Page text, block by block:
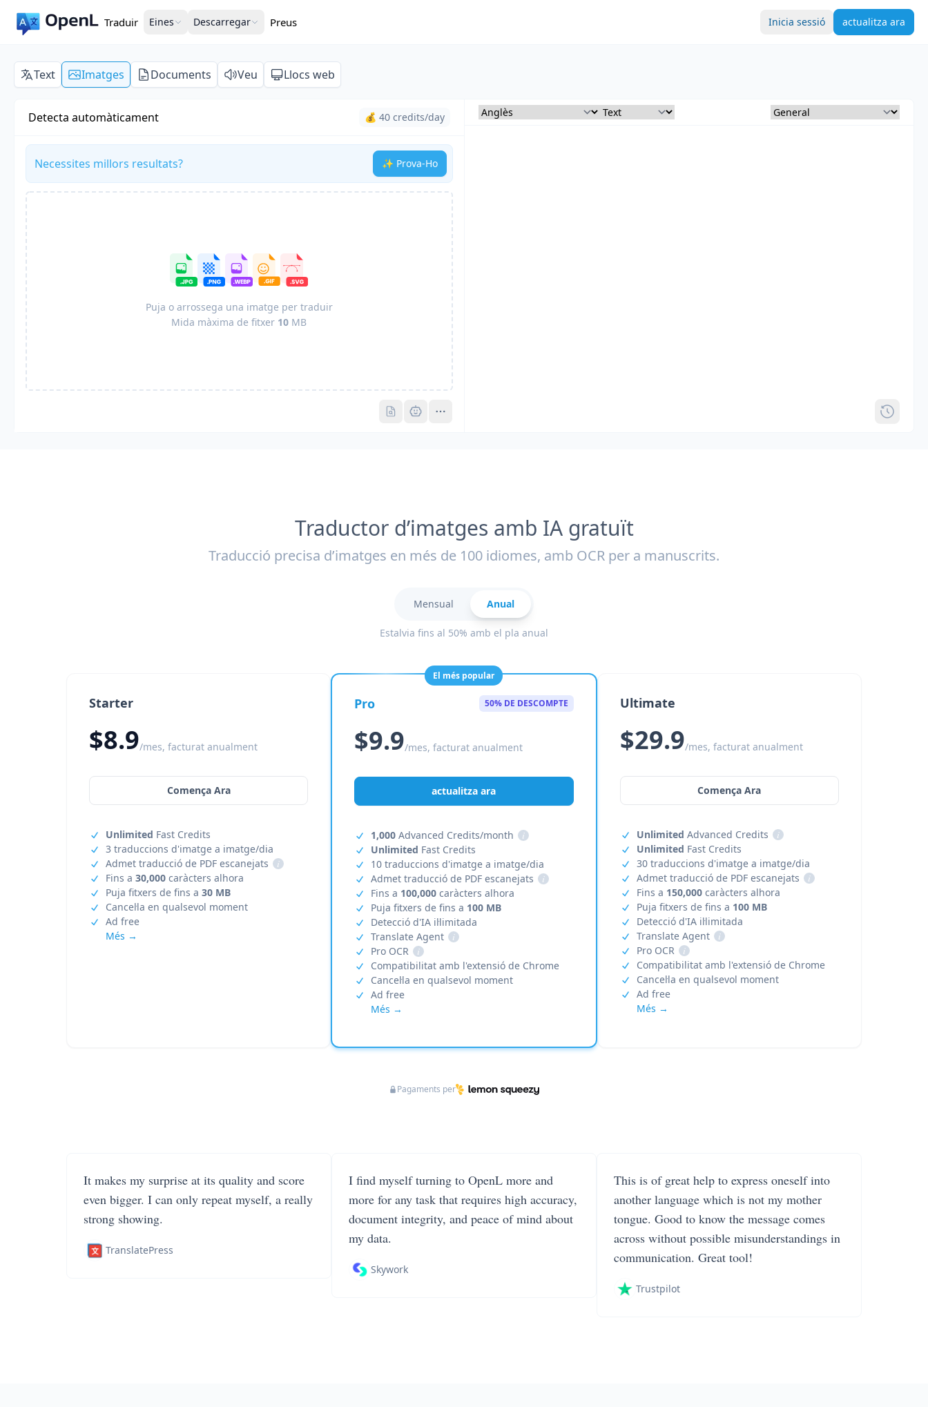
Traduir Eines Descarregar Preus Inicia sessió actualitza ara
Text Imatges Documents Veu Llocs web
Detecta automàticament 💰 40 credits/day
Necessites millors resultats? ✨ Prova-Ho
Puja o arrossega una imatge per traduir
Mida màxima de fitxer 10 MB
Pro
Traductor d’imatges amb IA gratuït
Traducció precisa d’imatges en més de 100 idiomes, amb OCR per a manuscrits.
Mensual Anual
Estalvia fins al 50% amb el pla anual
Starter
$8.9/mes, facturat anualment
Comença Ara
Unlimited Fast Credits
3 traduccions d'imatge a imatge/dia
Admet traducció de PDF escanejats
i
Fins a 30,000 caràcters alhora
Puja fitxers de fins a 30 MB
Cancel·la en qualsevol moment
Ad free
Més →
El més popular
Pro 50% DE DESCOMPTE
$9.9/mes, facturat anualment
actualitza ara
1,000 Advanced Credits/month
i
Unlimited Fast Credits
10 traduccions d'imatge a imatge/dia
Admet traducció de PDF escanejats
i
Fins a 100,000 caràcters alhora
Puja fitxers de fins a 100 MB
Detecció d'IA il·limitada
Translate Agent
i
Pro OCR
i
Compatibilitat amb l'extensió de Chrome
Cancel·la en qualsevol moment
Ad free
Més →
Ultimate
$29.9/mes, facturat anualment
Comença Ara
Unlimited Advanced Credits
i
Unlimited Fast Credits
30 traduccions d'imatge a imatge/dia
Admet traducció de PDF escanejats
i
Fins a 150,000caràcters alhora
Puja fitxers de fins a 100 MB
Detecció d'IA il·limitada
Translate Agent
i
Pro OCR
i
Compatibilitat amb l'extensió de Chrome
Cancel·la en qualsevol moment
Ad free
Més →
Pagaments per
It makes my surprise at its quality and score
even bigger. I can only repeat myself, a really
strong showing.
TranslatePress
I find myself turning to OpenL more and
more for any task that requires high accuracy,
document integrity, and peace of mind about
my data.
Skywork
This is of great help to express oneself into
another language which is not my mother
tongue. Good to know the message comes
across without possible misunderstandings in
communication. Great tool!
Trustpilot